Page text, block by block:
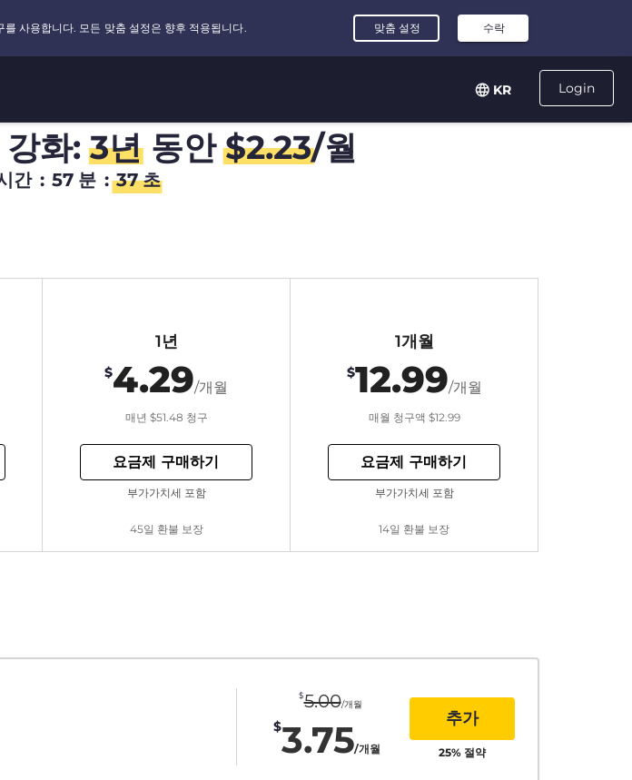
Login
KR
강화:3년동안$2.23/월
간 : 57 분 : 36 초
1년
$4.29/개월
매년 $51.48 청구
요금제 구매하기
45일 환불 보장
부가가치세 포함
1개월
$12.99/개월
매월 청구액 $12.99
요금제 구매하기
14일 환불 보장
부가가치세 포함
$5.00/개월
$3.75/개월
추가
25% 절약